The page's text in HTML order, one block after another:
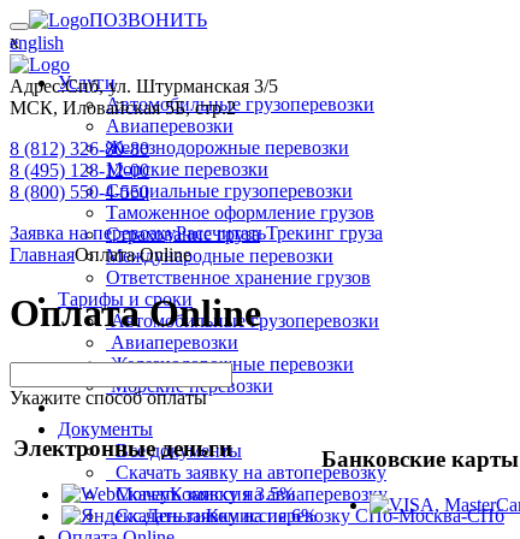
ПОЗВОНИТЬ
х
Услуги
Автомобильные грузоперевозки
Авиаперевозки
Железнодорожные перевозки
Морские перевозки
Специальные грузоперевозки
Таможенное оформление грузов
Страхование груза
Международные перевозки
Ответственное хранение грузов
Тарифы и сроки
Автомобильные грузоперевозки
Авиаперевозки
Железнодорожные перевозки
Морские перевозки
Документы
Все документы
Скачать заявку на автоперевозку
Скачать заявку на авиаперевозку
Скачать заявку на перевозку СПб-Москва-СПб
english
Адрес:Спб, ул. Штурманская 3/5
МСК, Иловайская 5Б, стр.2
8 (812) 326-80-80
8 (495) 128-12-00
8 (800) 550-4-550
Заявка на перевозкуРассчитатьТрекинг груза
ГлавнаяОплата Online
Оплата Online
Укажите способ оплаты
Электронные деньги
Комиссия 3.5%
Комиссия 6%
Банковские карты